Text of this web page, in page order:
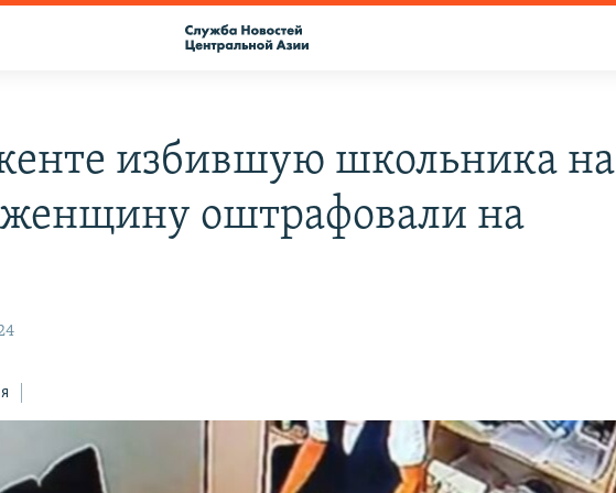
избившую школьника на
оштрафовали на